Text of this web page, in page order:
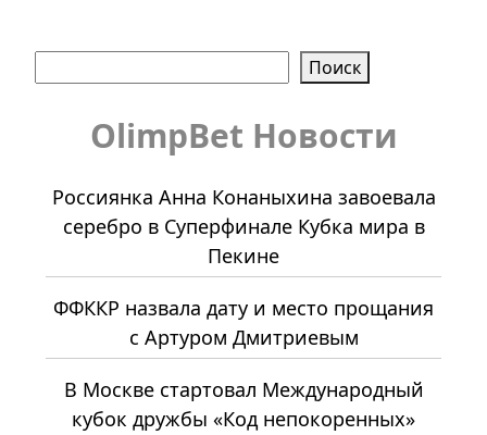
Поиск
OlimpBet Новости
Россиянка Анна Конаныхина завоевала
серебро в Суперфинале Кубка мира в
Пекине
ФФККР назвала дату и место прощания
с Артуром Дмитриевым
В Москве стартовал Международный
кубок дружбы «Код непокоренных»